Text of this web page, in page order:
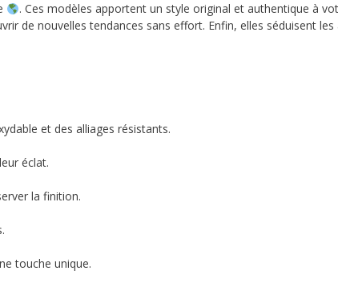
. Ces modèles apportent un style original et authentique à
de nouvelles tendances sans effort. Enfin, elles séduisent
et des alliages résistants.
éclat.
la finition.
touche unique.